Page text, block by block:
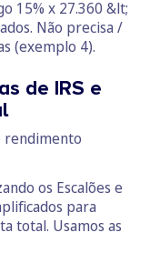
15% x 27.360 &lt;
Não precisa /
(exemplo 4).
de IRS e
rendimento
os Escalões e
para
total. Usamos as